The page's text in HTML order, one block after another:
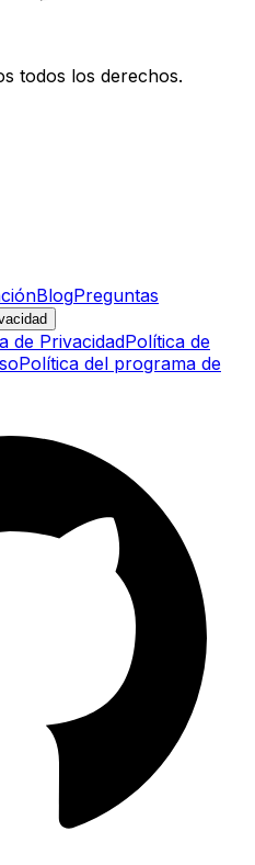
todos los derechos.
BlogPreguntas
de PrivacidadPolítica de
Política del programa de